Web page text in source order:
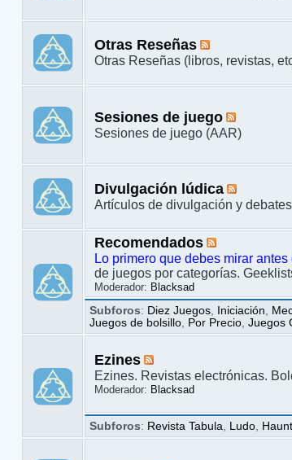
Otras Reseñas
Otras Reseñas (libros, revistas,
Sesiones de juego
Sesiones de juego (AAR)
Divulgación lúdica
Artículos de divulgación y
Recomendados
Lo primero que debes mirar antes
de juegos por categorías.
Moderador: Blacksad
Subforos: Diez Juegos Iniciación
Juegos de bolsillo
Por Precio ,Juegos
Ezines
Ezines. Revistas electrónicas.
Moderador: Blacksad
Subforos: Revista Tabula Ludo